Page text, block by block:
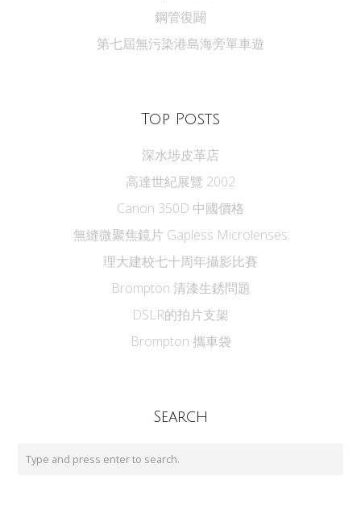
鋼管復闢
第七屆無污染港島海旁單車遊
Top Posts
深水埗皮革店
高達世紀展覽 2002
Canon 350D 中國價格
無縫微聚焦鏡片 Gapless Microlenses
理大建校七十周年攝影比賽
Brompton 清漆生銹問題
DSLR的拍片支架
Brompton 攜車袋
Search